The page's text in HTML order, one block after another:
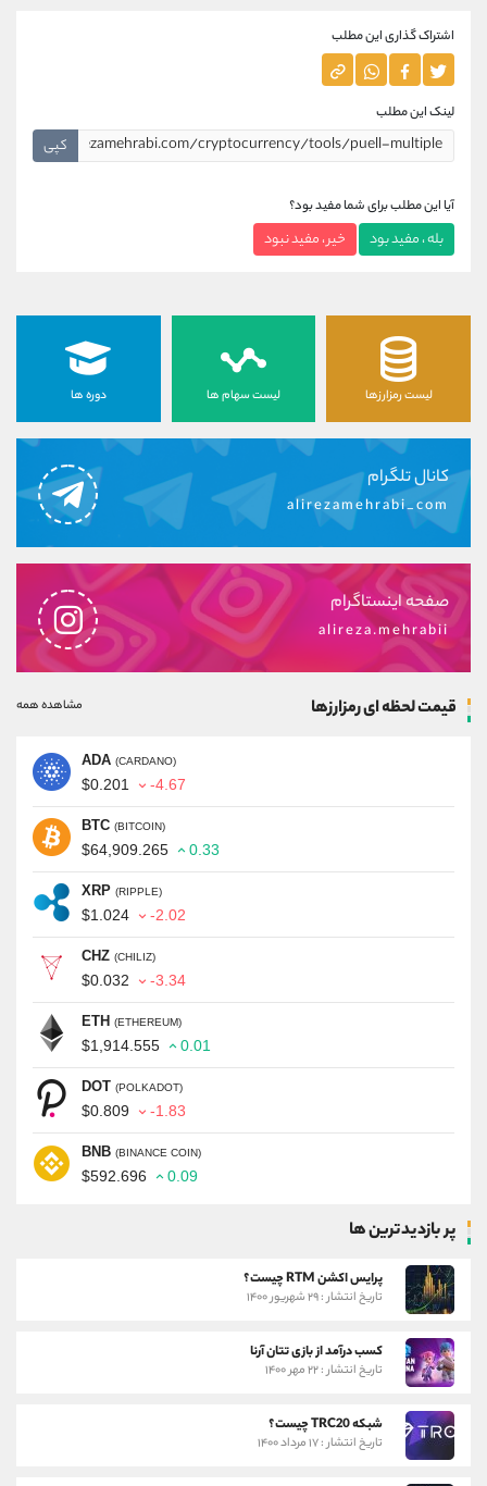
اشتراک گذاری این مطلب
لینک این مطلب
کپی
آیا این مطلب برای شما مفید بود؟
بله ، مفید بود خیر ، مفید نبود
لیست رمزارزها لیست سهام ها دوره ها
کانال تلگرام
alirezamehrabi_com
صفحه اینستاگرام
alireza.mehrabii
قیمت لحظه ای رمزارزها مشاهده همه
ADA (CARDANO)
$0.201 -4.67
BTC (BITCOIN)
$64,909.265 0.33
XRP (RIPPLE)
$1.024 -2.02
CHZ (CHILIZ)
$0.032 -3.34
ETH (ETHEREUM)
$1,914.555 0.01
DOT (POLKADOT)
$0.809 -1.83
BNB (BINANCE COIN)
$592.696 0.09
پر بازدیدترین ها
پرایس اکشن RTM چیست؟
تاریخ انتشار : ۲۹ شهریور ۱۴۰۰
کسب درآمد از بازی تتان آرنا
تاریخ انتشار : ۲۲ مهر ۱۴۰۰
شبکه TRC20 چیست؟
تاریخ انتشار : ۱۷ مرداد ۱۴۰۰